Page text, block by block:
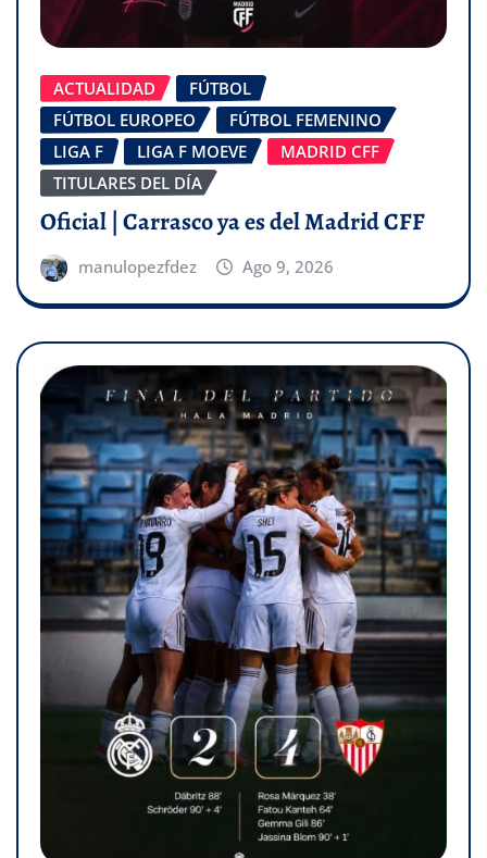
ACTUALIDAD
FÚTBOL
FÚTBOL EUROPEO
FÚTBOL FEMENINO
LIGA F
LIGA F MOEVE
MADRID CFF
TITULARES DEL DÍA
Oficial | Carrasco ya es del Madrid CFF
manulopezfdez Ago 9, 2026